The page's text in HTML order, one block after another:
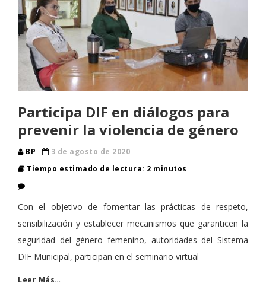
Participa DIF en diálogos para
prevenir la violencia de género
BP
3 de agosto de 2020
Tiempo estimado de lectura: 2 minutos
Con el objetivo de fomentar las prácticas de respeto,
sensibilización y establecer mecanismos que garanticen la
seguridad del género femenino, autoridades del Sistema
DIF Municipal, participan en el seminario virtual
Leer Más…